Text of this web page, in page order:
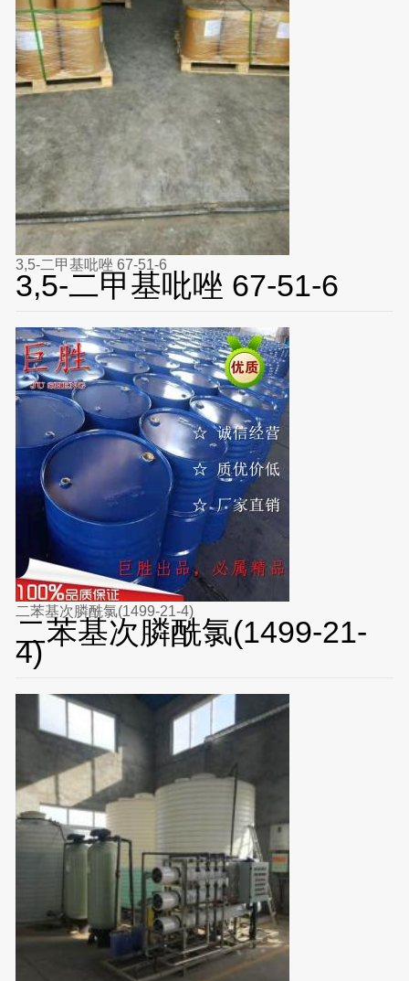
3,5-二甲基吡唑 67-51-6
3,5-二甲基吡唑 67-51-6
二苯基次膦酰氯(1499-21-4)
二苯基次膦酰氯(1499-21-
4)